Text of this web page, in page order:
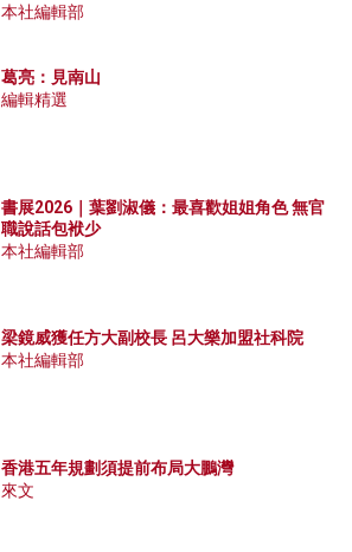
本社編輯部
葛亮：見南山
編輯精選
書展2026｜葉劉淑儀：最喜歡姐姐角色 無官
職說話包袱少
本社編輯部
梁鏡威獲任方大副校長 呂大樂加盟社科院
本社編輯部
香港五年規劃須提前布局大鵬灣
來文